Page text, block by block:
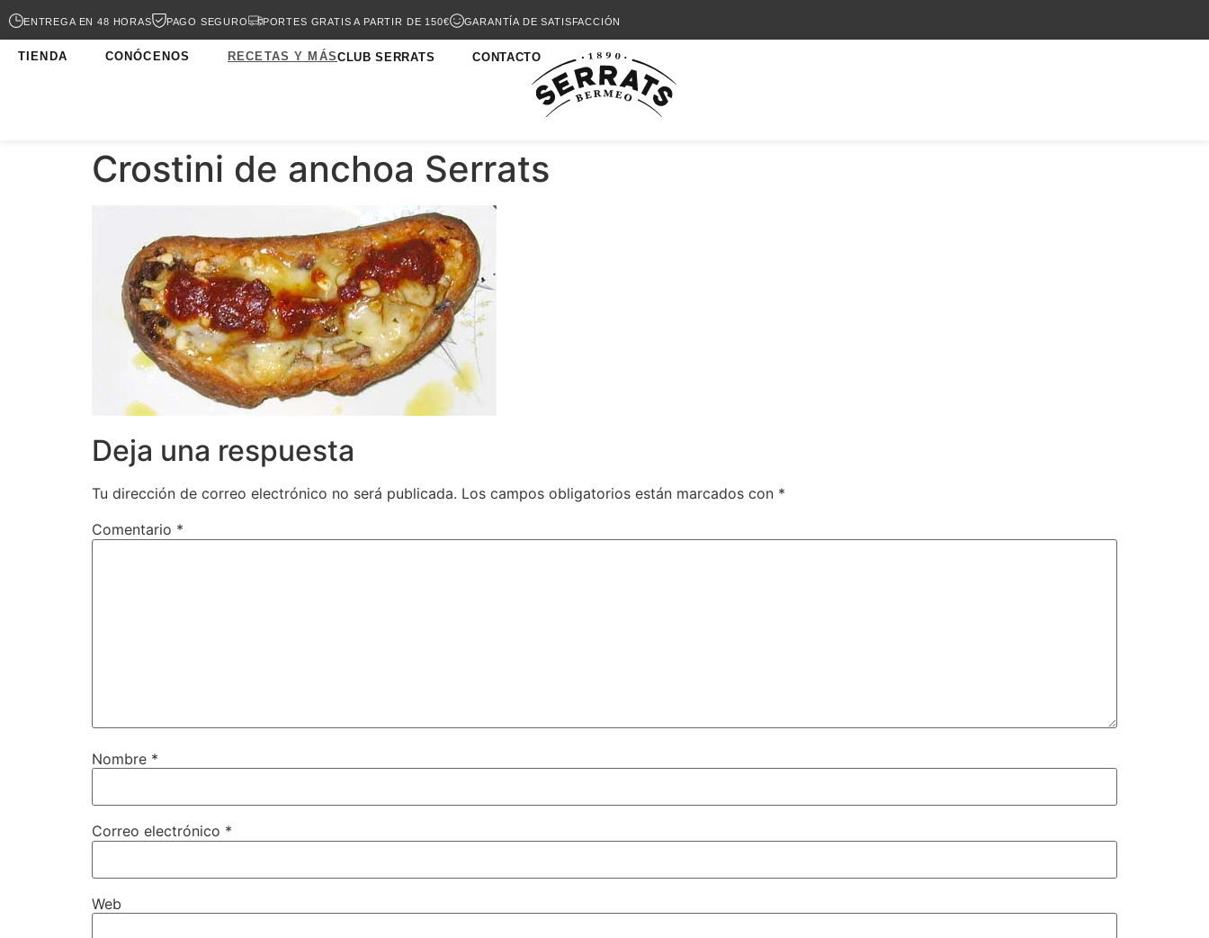
ENTREGA EN 48 HORAS PAGO SEGURO PORTES GRATIS A PARTIR DE 150€ GARANTÍA DE SATISFACCIÓN
TIENDA CONÓCENOS RECETAS Y MÁSCLUB SERRATS CONTACTO
Crostini de anchoa Serrats
Deja una respuesta
Tu dirección de correo electrónico no será publicada. Los campos obligatorios están marcados con *
Comentario *
Nombre *
Correo electrónico *
Web